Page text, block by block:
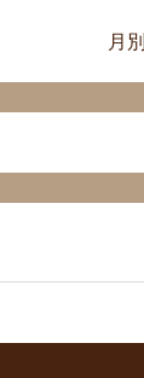
月